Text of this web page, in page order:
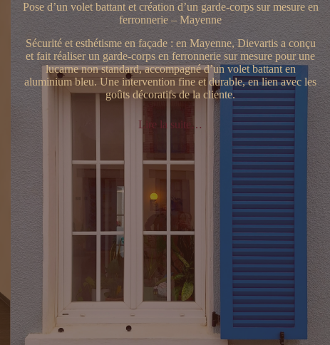
Pose d’un volet battant et création d’un garde-corps sur mesure en
ferronnerie – Mayenne
Sécurité et esthétisme en façade : en Mayenne, Dievartis a conçu
et fait réaliser un garde-corps en ferronnerie sur mesure pour une
lucarne non standard, accompagné d’un volet battant en
aluminium bleu. Une intervention fine et durable, en lien avec les
goûts décoratifs de la cliente.
Lire la suite…